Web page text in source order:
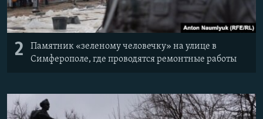
2
Памятник «зеленому человечку» на улице в
Симферополе, где проводятся ремонтные работы